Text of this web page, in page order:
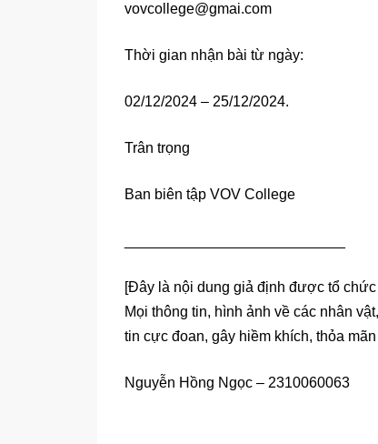
vovcollege@gmai.com
Thời gian nhận bài từ ngày:
02/12/2024 – 25/12/2024.
Trân trọng
Ban biên tập VOV College
[Đây là nội dung giả định được tổ
Mọi thông tin, hình ảnh về các nhân
tin cực đoan, gây hiềm khích, thỏa
Nguyễn Hồng Ngọc – 2310060063